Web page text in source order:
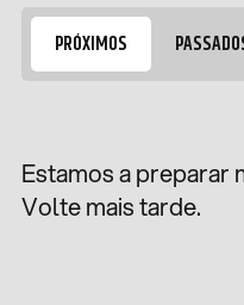
PRÓXIMOS
Estamos a preparar
Volte mais tarde.